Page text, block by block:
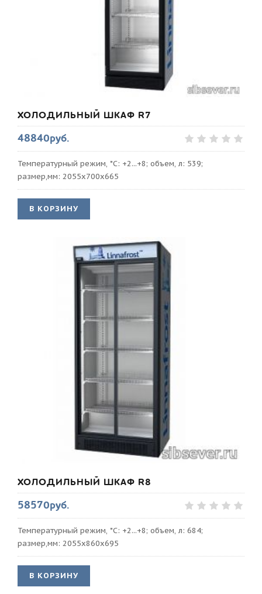
ХОЛОДИЛЬНЫЙ ШКАФ R7
48840руб.
Температурный режим, *С: +2...+8; объем, л: 539;
размер,мм: 2055х700х665
В КОРЗИНУ
ХОЛОДИЛЬНЫЙ ШКАФ R8
58570руб.
Температурный режим, *С: +2...+8; объем, л: 684;
размер,мм: 2055х860х695
В КОРЗИНУ